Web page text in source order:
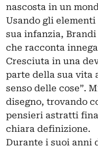
nascosta in un
Usando gli
sua infanzia,
che racconta
Cresciuta in una
parte della sua vita
senso delle cose”.
disegno, trovando
pensieri astratti
chiara definizione.
Durante i suoi anni